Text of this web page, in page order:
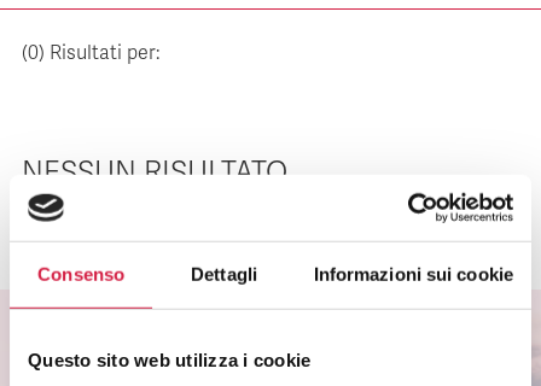
Consenso Dettagli Informazioni sui cookie
Questo sito web utilizza i cookie
(0) Risultati per:
NESSUN RISULTATO